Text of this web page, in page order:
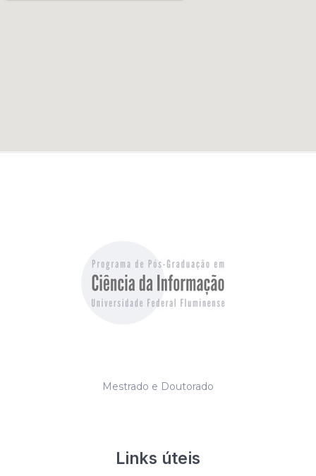
Mestrado e Doutorado
Links úteis